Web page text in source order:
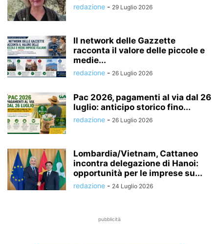
redazione - 29 Luglio 2026
Il network delle Gazzette
racconta il valore delle piccole e
medie...
redazione - 26 Luglio 2026
Pac 2026, pagamenti al via dal 26
luglio: anticipo storico fino...
redazione - 26 Luglio 2026
Lombardia/Vietnam, Cattaneo
incontra delegazione di Hanoi:
opportunità per le imprese su...
redazione - 24 Luglio 2026
pubblicità